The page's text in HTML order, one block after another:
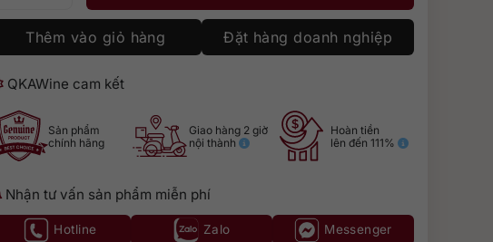
Thêm vào giỏ hàng Đặt hàng doanh nghiệp
QKAWine cam kết
Sản phẩm
chính hãng
Giao hàng 2 giờ
nội thành
Hoàn tiền
lên đến 111%
Nhận tư vấn sản phẩm miễn phí
Hotline Zalo Messenger